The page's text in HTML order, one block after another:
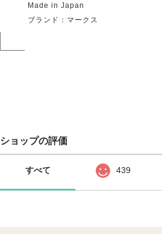
Made in Japan
ブランド：マークス
ショップの評価
すべて 439